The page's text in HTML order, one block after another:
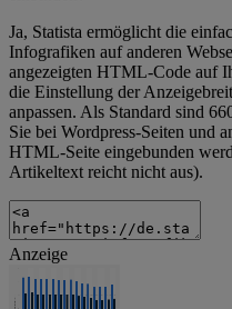
Ja, Statista ermöglicht die
Infografiken auf anderen
angezeigten HTML-Code auf
die Einstellung der
anpassen. Als Standard sind
Sie bei Wordpress-Seiten und
HTML-Seite eingebunden
Artikeltext reicht nicht aus).
Anzeige